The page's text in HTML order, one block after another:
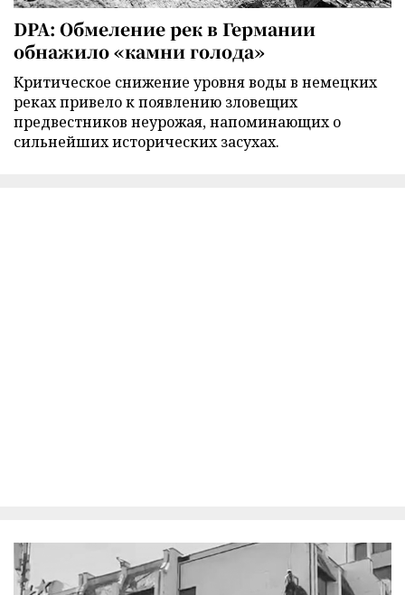
DPA: Обмеление рек в Германии
обнажило «камни голода»
Критическое снижение уровня воды в немецких
реках привело к появлению зловещих
предвестников неурожая, напоминающих о
сильнейших исторических засухах.